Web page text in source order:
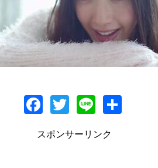
F
e
T
itt
Li
e
スポンサーリンク